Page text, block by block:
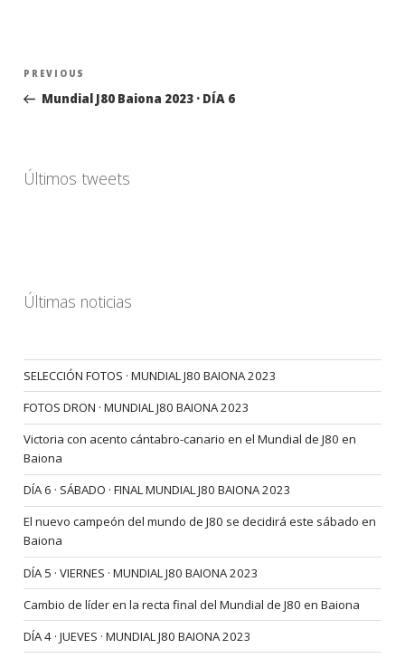
Navegación
entradas
Previous
Post
PREVIOUS
Mundial J80 Baiona 2023 · DÍA 6
Últimos tweets
Últimas noticias
SELECCIÓN FOTOS · MUNDIAL J80 BAIONA 2023
FOTOS DRON · MUNDIAL J80 BAIONA 2023
Victoria con acento cántabro-canario en el Mundial de J80 en
Baiona
DÍA 6 · SÁBADO · FINAL MUNDIAL J80 BAIONA 2023
El nuevo campeón del mundo de J80 se decidirá este sábado en
Baiona
DÍA 5 · VIERNES · MUNDIAL J80 BAIONA 2023
Cambio de líder en la recta final del Mundial de J80 en Baiona
DÍA 4 · JUEVES · MUNDIAL J80 BAIONA 2023